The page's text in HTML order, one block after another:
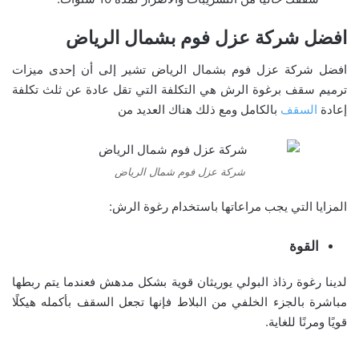
افضل شركة عزل فوم بشمال الرياض
افضل شركة عزل فوم بشمال الرياض تشير إلى أن إحدى ميزات
ترميم سقف برغوة الرش هي التكلفة التي تقل عادة عن ثلث تكلفة
إعادة السقف بالكامل ومع ذلك هناك العديد من
شركة عزل فوم شمال الرياض
المزايا التي يجب مراعاتها باستخدام رغوة الرش:
القوة
لدينا رغوة رذاذ البولي يوريثان قوية بشكل مدهش فعندما يتم ربطها
مباشرة بالجزء الخلفي من البلاط فإنها تجعل السقف بأكمله هيكلًا
قويًا ومرنًا للغاية.